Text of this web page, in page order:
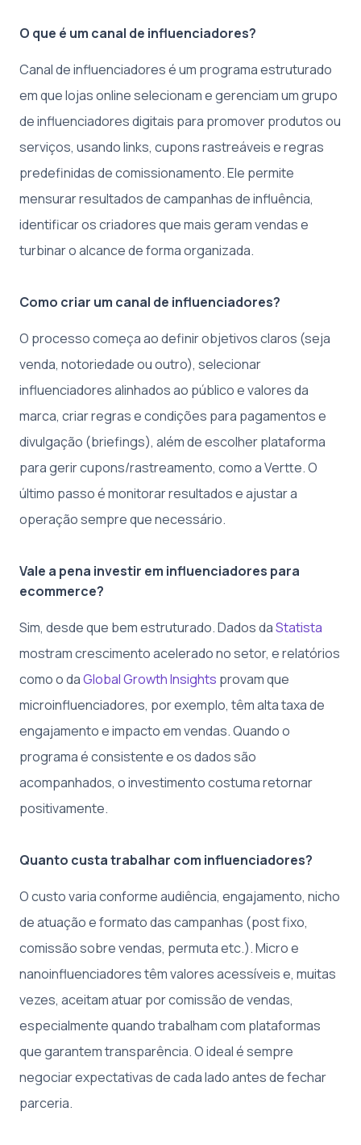
O que é um canal de influenciadores?
Canal de influenciadores é um programa estruturado
em que lojas online selecionam e gerenciam um grupo
de influenciadores digitais para promover produtos ou
serviços, usando links, cupons rastreáveis e regras
predefinidas de comissionamento. Ele permite
mensurar resultados de campanhas de influência,
identificar os criadores que mais geram vendas e
turbinar o alcance de forma organizada.
Como criar um canal de influenciadores?
O processo começa ao definir objetivos claros (seja
venda, notoriedade ou outro), selecionar
influenciadores alinhados ao público e valores da
marca, criar regras e condições para pagamentos e
divulgação (briefings), além de escolher plataforma
para gerir cupons/rastreamento, como a Vertte. O
último passo é monitorar resultados e ajustar a
operação sempre que necessário.
Vale a pena investir em influenciadores para
ecommerce?
Sim, desde que bem estruturado. Dados daStatista
mostram crescimento acelerado no setor, e relatórios
como o daGlobal Growth Insights provam que
microinfluenciadores, por exemplo, têm alta taxa de
engajamento e impacto em vendas. Quando o
programa é consistente e os dados são
acompanhados, o investimento costuma retornar
positivamente.
Quanto custa trabalhar com influenciadores?
O custo varia conforme audiência, engajamento, nicho
de atuação e formato das campanhas (post fixo,
comissão sobre vendas, permuta etc.). Micro e
nanoinfluenciadores têm valores acessíveis e, muitas
vezes, aceitam atuar por comissão de vendas,
especialmente quando trabalham com plataformas
que garantem transparência. O ideal é sempre
negociar expectativas de cada lado antes de fechar
parceria.